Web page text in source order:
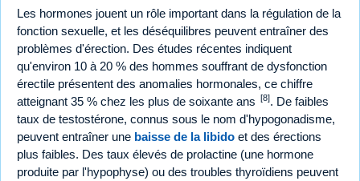
Les hormones jouent un rôle important dans la régulation de la
fonction sexuelle, et les déséquilibres peuvent entraîner des
problèmes d'érection. Des études récentes indiquent
qu'environ 10 à 20 % des hommes souffrant de dysfonction
érectile présentent des anomalies hormonales, ce chiffre
atteignant 35 % chez les plus de soixante ans [8]. De faibles
taux de testostérone, connus sous le nom d'hypogonadisme,
peuvent entraîner une baisse de la libido et des érections
plus faibles. Des taux élevés de prolactine (une hormone
produite par l'hypophyse) ou des troubles thyroïdiens peuvent